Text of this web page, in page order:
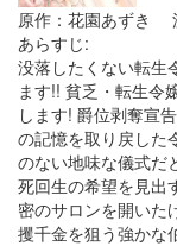
原作：花園あずき
あらすじ:
没落したくない転生
ます!! 貧乏・転生令
します! 爵位剥奪宣
の記憶を取り戻した
のない地味な儀式だ
死回生の希望を見出
密のサロンを開い
攫千金を狙う強か